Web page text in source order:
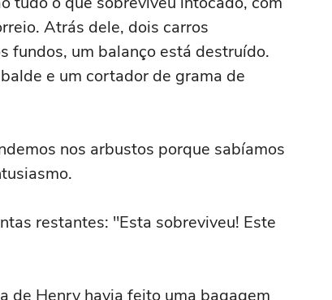
Atrás dele, dois carros
fundos, um balanço está destruído.
e um cortador de grama de
nos arbustos porque sabíamos
restantes: "Esta sobreviveu! Este
de Henry havia feito uma bagagem